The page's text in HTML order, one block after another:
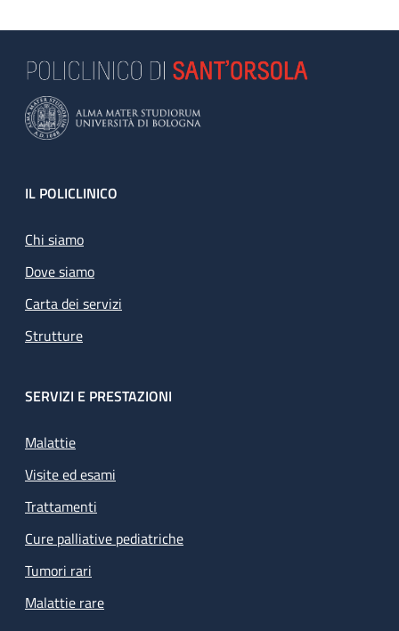
Footer
IL POLICLINICO
Chi siamo
Dove siamo
Carta dei servizi
Strutture
SERVIZI E PRESTAZIONI
Malattie
Visite ed esami
Trattamenti
Cure palliative pediatriche
Tumori rari
Malattie rare